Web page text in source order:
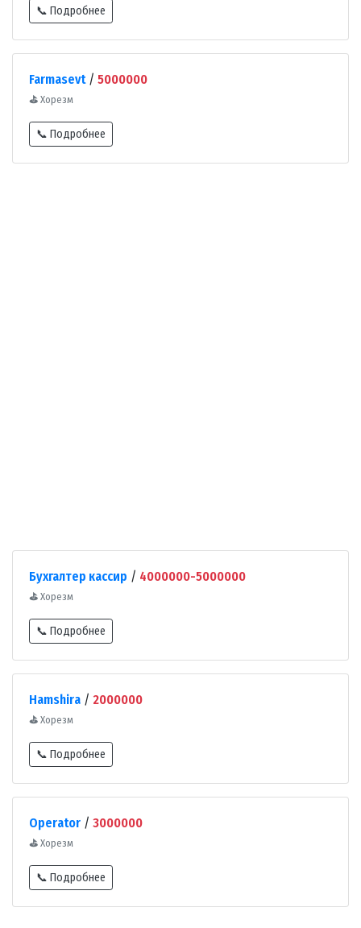
📞 Подробнее
Farmasevt/ 5000000
⛳ Хорезм
📞 Подробнее
Бухгалтер кассир / 4000000-5000000
⛳ Хорезм
📞 Подробнее
Hamshira / 2000000
⛳ Хорезм
📞 Подробнее
Operator / 3000000
⛳ Хорезм
📞 Подробнее